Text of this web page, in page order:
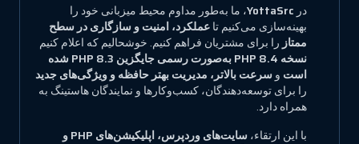
در YottaSrc، ما به‌طور مداوم محیط میزبانی خود را
بهینه‌سازی می‌کنیم تاعملکرد، امنیت و سازگاری در سطح
ممتاز را برای مشتریان فراهم کنیم. خوشحالیم که اعلام کنیم
نسخه PHP 8.4 به‌صورت رسمی جایگزین PHP 8.3 شده
است وسرعت بالاتر، مدیریت بهتر حافظه و ویژگی‌های جدید
را برای توسعه‌دهندگان، کسب‌وکارها و نمایندگان هاستینگ به
همراه دارد.
با این ارتقاء،
سایت‌های وردپرس، اپلیکیشن‌های PHP و